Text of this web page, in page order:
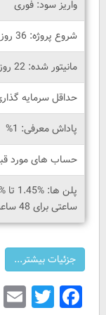
واریز سود: فوری
شروع پروژه: 36 روز پیش
مانیتور شده: 22 روز
حداقل سرمایه گذاری: 10
پاداش معرفی: 1%
حساب های مورد
ساعتی برای 48 ساعت و پلنهای مبلغ بالا